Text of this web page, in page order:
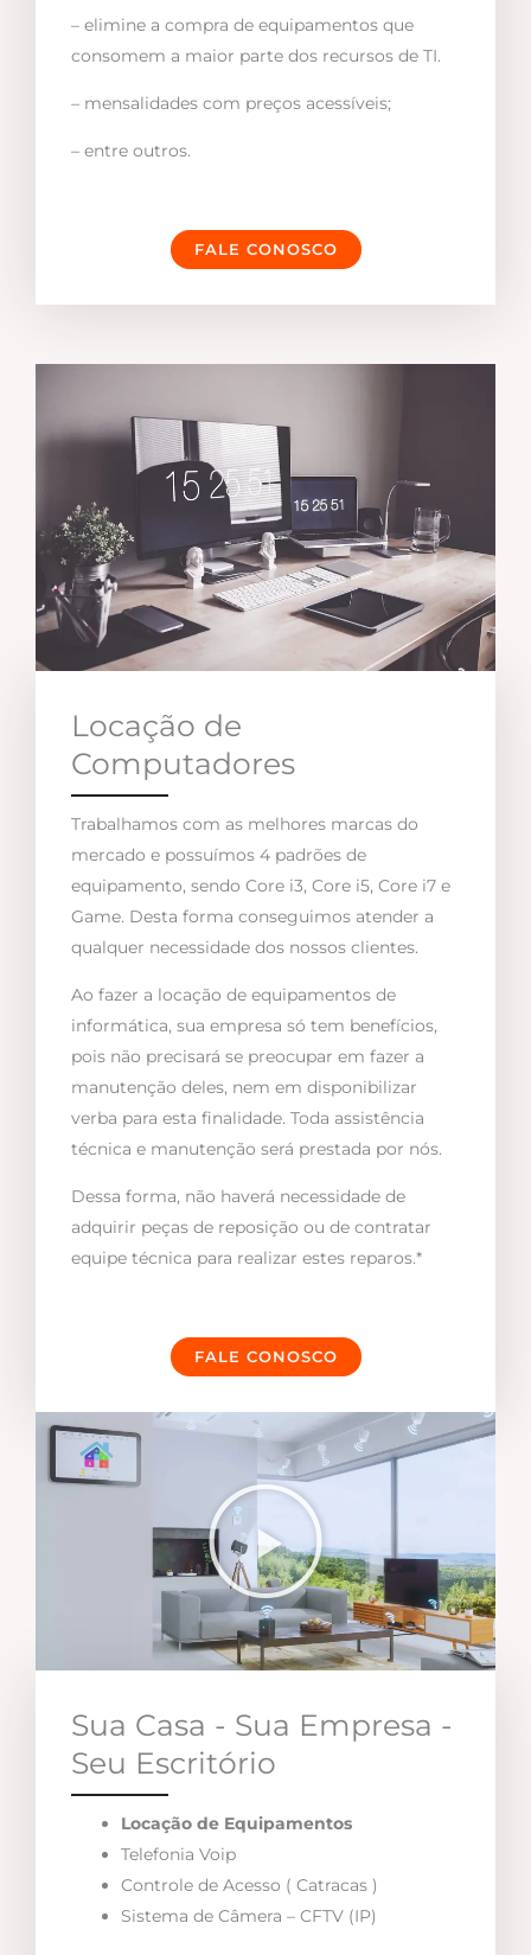
– elimine a compra de equipamentos que
consomem a maior parte dos recursos de TI.
– mensalidades com preços acessíveis;
– entre outros.
FALE CONOSCO
Locação de
Computadores
Trabalhamos com as melhores marcas do
mercado e possuímos 4 padrões de
equipamento, sendo Core i3, Core i5, Core i7 e
Game. Desta forma conseguimos atender a
qualquer necessidade dos nossos clientes.
Ao fazer a locação de equipamentos de
informática, sua empresa só tem benefícios,
pois não precisará se preocupar em fazer a
manutenção deles, nem em disponibilizar
verba para esta finalidade. Toda assistência
técnica e manutenção será prestada por nós.
Dessa forma, não haverá necessidade de
adquirir peças de reposição ou de contratar
equipe técnica para realizar estes reparos.*
FALE CONOSCO
Sua Casa - Sua Empresa -
Seu Escritório
Locação de Equipamentos
Telefonia Voip
Controle de Acesso ( Catracas )
Sistema de Câmera – CFTV (IP)